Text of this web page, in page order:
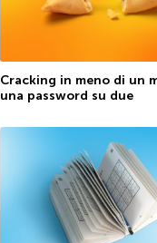
Cracking in meno di un
una password su due